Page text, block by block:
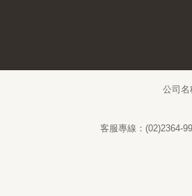
公司名
客服專線：(02)2364-